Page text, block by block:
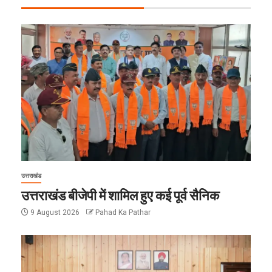
उत्तराखंड
उत्तराखंड बीजेपी में शामिल हुए कई पूर्व सैनिक
9 August 2026 Pahad Ka Pathar